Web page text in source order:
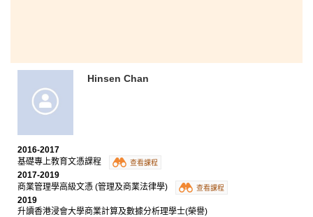
Hinsen Chan
2016-2017
基礎專上教育文憑課程
查看課程
2017-2019
商業管理學高級文憑 (管理及商業法律學)
查看課程
2019
升讀香港浸會大學商業計算及數據分析理學士(榮譽)